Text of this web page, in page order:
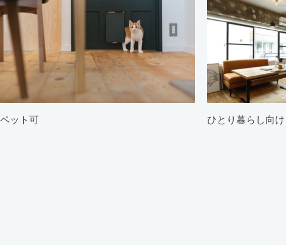
ペット可 ひとり暮らし向け